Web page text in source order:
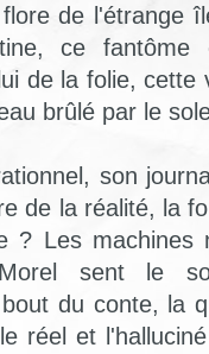
de l'étrange
ce fantôme
de la folie, cette
brûlé par le
son
de la réalité, la
? Les machines
sent le
du conte, la
réel et